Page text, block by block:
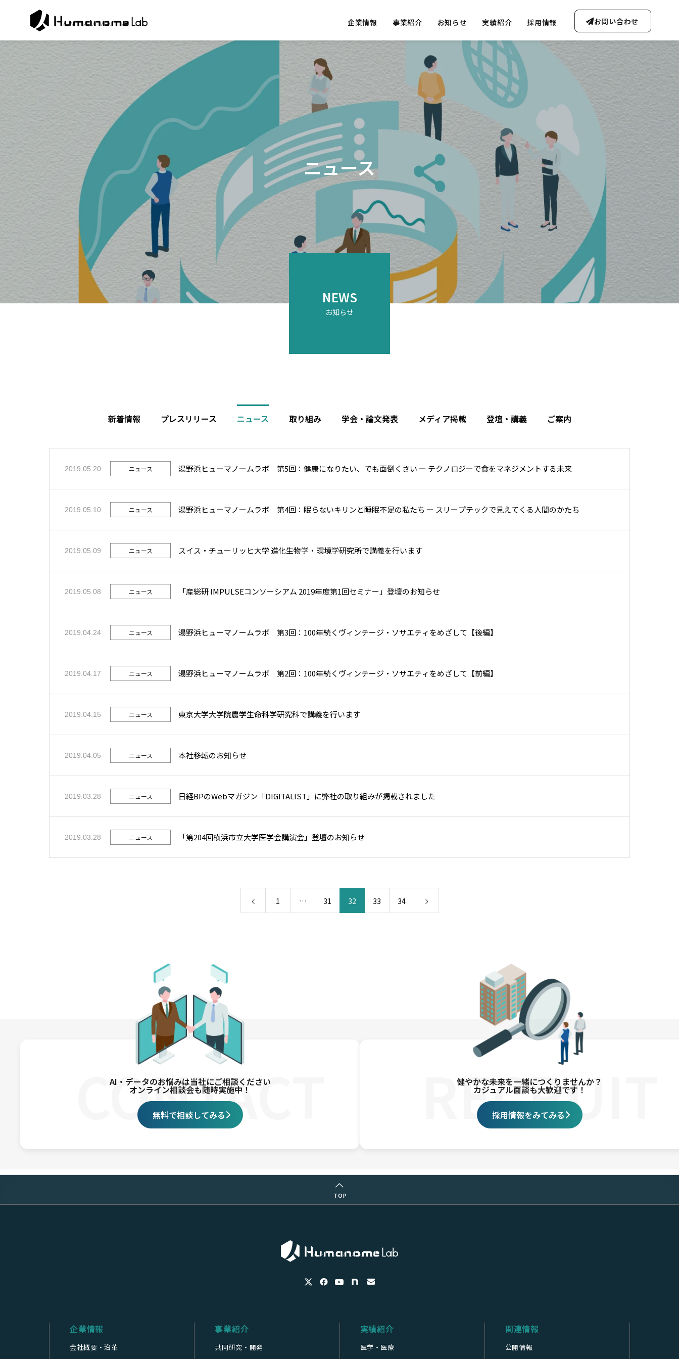
企業情報 事業紹介 お知らせ 実績紹介 採用情報 お問い合わせ
COMPANY
OUR VALUE
私たちの提供価値
OUTLINE
会社概要・沿革
PUBLISHED
研究・メディア実績
ACCESS
アクセス
FREE CONSULTATION
無料AI相談のご案内
SERVICE
Collaborative Re
search
共同研究・開発
AI Consulting
AIコンサルテーション
Vital Data Soluti
ons
バイタルデータ事業
Gen-AI Solutions
生成AI事業
ニュース
NEWS
お知らせ
新着情報 プレスリリース ニュース 取り組み 学会・論文発表 メディア掲載 登壇・講義 ご案内
2019.05.20 ニュース 湯野浜ヒューマノームラボ 第5回：健康になりたい、でも面倒くさい ー テクノロジーで食をマネジメントする未来
2019.05.10 ニュース 湯野浜ヒューマノームラボ 第4回：眠らないキリンと睡眠不足の私たち ー スリープテックで見えてくる人間のかたち
2019.05.09 ニュース スイス・チューリッヒ大学 進化生物学・環境学研究所で講義を行います
2019.05.08 ニュース 「産総研 IMPULSEコンソーシアム 2019年度第1回セミナー」登壇のお知らせ
2019.04.24 ニュース 湯野浜ヒューマノームラボ 第3回：100年続くヴィンテージ・ソサエティをめざして【後編】
2019.04.17 ニュース 湯野浜ヒューマノームラボ 第2回：100年続くヴィンテージ・ソサエティをめざして【前編】
2019.04.15 ニュース 東京大学大学院農学生命科学研究科で講義を行います
2019.04.05 ニュース 本社移転のお知らせ
2019.03.28 ニュース 日経BPのWebマガジン「DIGITALIST」に弊社の取り組みが掲載されました
2019.03.28 ニュース 「第204回横浜市立大学医学会講演会」登壇のお知らせ
1 … 31 32 33 34
CONTACT
AI・データのお悩みは当社にご相談ください
オンライン相談会も随時実施中！
無料で相談してみる RECRUIT
健やかな未来を一緒につくりませんか？
カジュアル面談も大歓迎です！
採用情報をみてみる
TOP
企業情報
会社概要・沿革
事業紹介
共同研究・開発
実績紹介
医学・医療
関連情報
公開情報